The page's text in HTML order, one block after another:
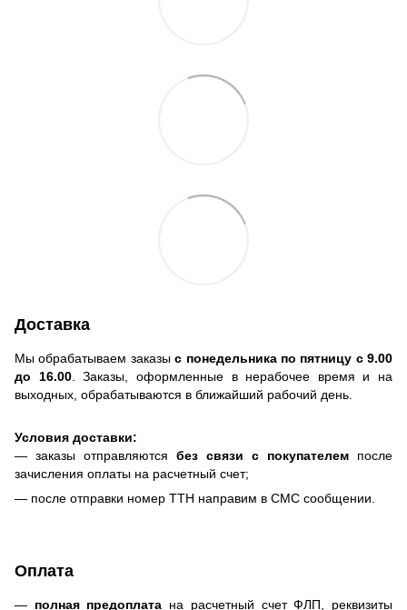
Доставка
Мы обрабатываем заказыс понедельника по пятницу с 9.00
до 16.00. Заказы, оформленные в нерабочее время и на
выходных, обрабатываются в ближайший рабочий день.
Условия доставки:
— заказы отправляются без связи с покупателем после
зачисления оплаты на расчетный счет;
— после отправки номер ТТН направим в СМС сообщении.
Оплата
— полная предоплата на расчетный счет ФЛП, реквизиты